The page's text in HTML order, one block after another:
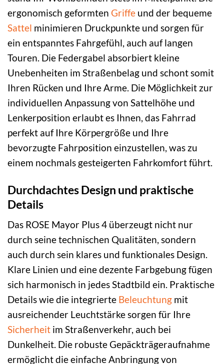
ergonomisch geformten Griffe und der bequeme
Sattel minimieren Druckpunkte und sorgen für
ein entspanntes Fahrgefühl, auch auf langen
Touren. Die Federgabel absorbiert kleine
Unebenheiten im Straßenbelag und schont somit
Ihren Rücken und Ihre Arme. Die Möglichkeit zur
individuellen Anpassung von Sattelhöhe und
Lenkerposition erlaubt es Ihnen, das Fahrrad
perfekt auf Ihre Körpergröße und Ihre
bevorzugte Fahrposition einzustellen, was zu
einem nochmals gesteigerten Fahrkomfort führt.
Durchdachtes Design und praktische
Details
Das ROSE Mayor Plus 4 überzeugt nicht nur
durch seine technischen Qualitäten, sondern
auch durch sein klares und funktionales Design.
Klare Linien und eine dezente Farbgebung fügen
sich harmonisch in jedes Stadtbild ein. Praktische
Details wie die integrierte Beleuchtung mit
ausreichender Leuchtstärke sorgen für Ihre
Sicherheit im Straßenverkehr, auch bei
Dunkelheit. Die robuste Gepäckträgeraufnahme
ermöglicht die einfache Anbringung von